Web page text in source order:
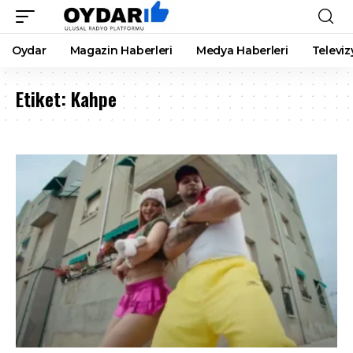
Oydar Magazin Haberleri Medya Haberleri
Etiket: Kahpe